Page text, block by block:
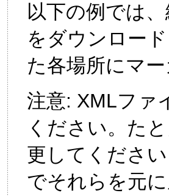
以下の例では
をダウンロー
た各場所にマ
注意: XMLファ
ください。た
更してくださ
でそれらを元